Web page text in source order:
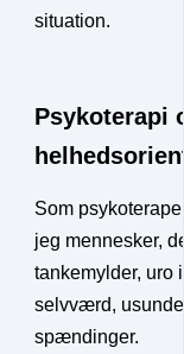
situation.
Psykoterapi
Som
jeg mennesker,
tankemylder, uro
selvværd,
spændinger.